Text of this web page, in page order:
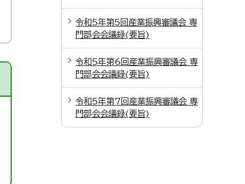
令和5年第5回産業振興審議会 専
門部会会議録(要旨)
令和5年第6回産業振興審議会 専
門部会会議録(要旨)
令和5年第7回産業振興審議会 専
門部会会議録(要旨)